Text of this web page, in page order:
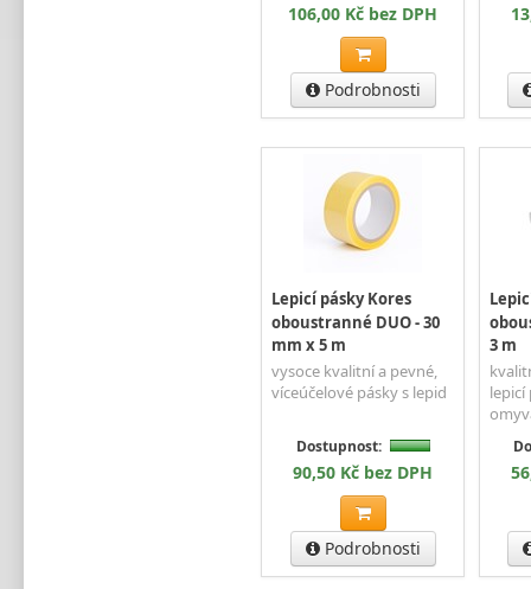
106,00 Kč bez DPH
Podrobnosti
Lepicí pásky Kores
oboustranné DUO - 30
mm x 5 m
vysoce kvalitní a pevné,
víceúčelové pásky s lepid
Dostupnost:
90,50 Kč bez DPH
Podrobnosti
3 m
lepicí